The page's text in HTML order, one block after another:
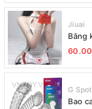
Jiuai
Băng
G Spot
Bao